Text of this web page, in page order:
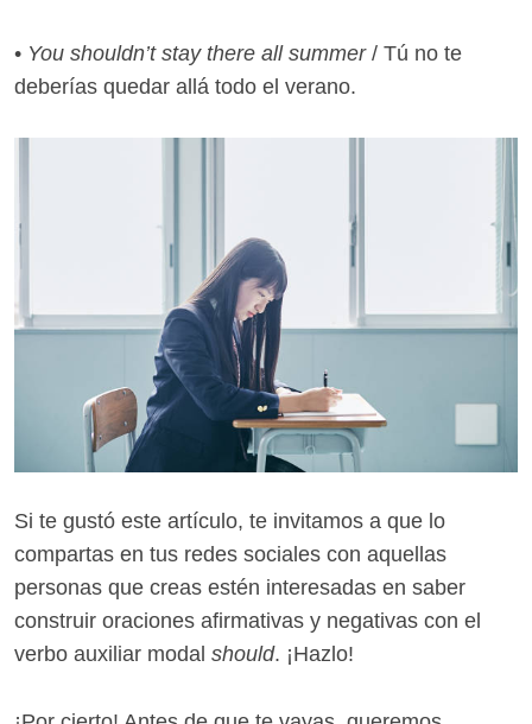
• You shouldn’t stay there all summer/ Tú no te
deberías quedar allá todo el verano.
Si te gustó este artículo, te invitamos a que lo
compartas en tus redes sociales con aquellas
personas que creas estén interesadas en saber
construir oraciones afirmativas y negativas con el
verbo auxiliar modal should. ¡Hazlo!